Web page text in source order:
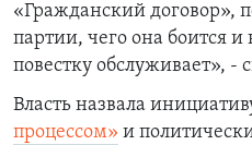
«Гражданский договор»,
партии, чего она боится
повестку обслуживает»,
Власть назвала
процессом» и